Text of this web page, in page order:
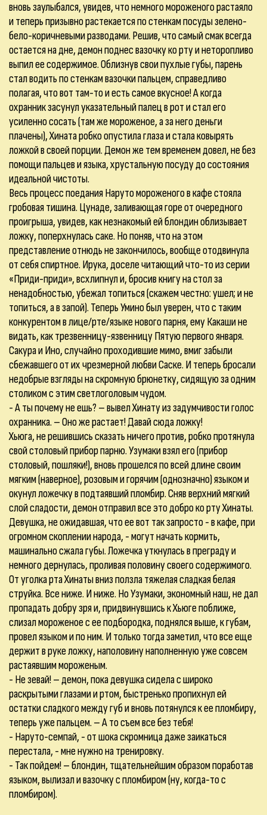
вновь заулыбался, увидев, что немного мороженого растаяло
и теперь призывно растекается по стенкам посуды зелено-
бело-коричневыми разводами. Решив, что самый смак всегда
остается на дне, демон поднес вазочку ко рту и неторопливо
выпил ее содержимое. Облизнув свои пухлые губы, парень
стал водить по стенкам вазочки пальцем, справедливо
полагая, что вот там-то и есть самое вкусное! А когда
охранник засунул указательный палец в рот и стал его
усиленно сосать (там же мороженое, а за него деньги
плачены), Хината робко опустила глаза и стала ковырять
ложкой в своей порции. Демон же тем временем довел, не без
помощи пальцев и языка, хрустальную посуду до состояния
идеальной чистоты.
Весь процесс поедания Наруто мороженого в кафе стояла
гробовая тишина. Цунаде, заливающая горе от очередного
проигрыша, увидев, как незнакомый ей блондин облизывает
ложку, поперхнулась саке. Но поняв, что на этом
представление отнюдь не закончилось, вообще отодвинула
от себя спиртное. Ирука, доселе читающий что-то из серии
«Приди-приди», всхлипнул и, бросив книгу на стол за
ненадобностью, убежал топиться (скажем честно: ушел; и не
топиться, а в запой). Теперь Умино был уверен, что с таким
конкурентом в лице/рте/языке нового парня, ему Какаши не
видать, как трезвенницу-язвенницу Пятую первого января.
Сакура и Ино, случайно проходившие мимо, вмиг забыли
сбежавшего от их чрезмерной любви Саске. И теперь бросали
недобрые взгляды на скромную брюнетку, сидящую за одним
столиком с этим светлоголовым чудом.
- А ты почему не ешь? – вывел Хинату из задумчивости голос
охранника. – Оно же растает! Давай сюда ложку!
Хьюга, не решившись сказать ничего против, робко протянула
свой столовый прибор парню. Узумаки взял его (прибор
столовый, пошляки!), вновь прошелся по всей длине своим
мягким (наверное), розовым и горячим (однозначно) языком и
окунул ложечку в подтаявший пломбир. Сняв верхний мягкий
слой сладости, демон отправил все это добро ко рту Хинаты.
Девушка, не ожидавшая, что ее вот так запросто - в кафе, при
огромном скоплении народа, - могут начать кормить,
машинально сжала губы. Ложечка уткнулась в преграду и
немного дернулась, проливая половину своего содержимого.
От уголка рта Хинаты вниз ползла тяжелая сладкая белая
струйка. Все ниже. И ниже. Но Узумаки, экономный наш, не дал
пропадать добру зря и, придвинувшись к Хьюге поближе,
слизал мороженое с ее подбородка, поднялся выше, к губам,
провел языком и по ним. И только тогда заметил, что все еще
держит в руке ложку, наполовину наполненную уже совсем
растаявшим мороженым.
- Не зевай! – демон, пока девушка сидела с широко
раскрытыми глазами и ртом, быстренько пропихнул ей
остатки сладкого между губ и вновь потянулся к ее пломбиру,
теперь уже пальцем. – А то съем все без тебя!
- Наруто-семпай, - от шока скромница даже заикаться
перестала, - мне нужно на тренировку.
- Так пойдем! – блондин, тщательнейшим образом поработав
языком, вылизал и вазочку с пломбиром (ну, когда-то с
пломбиром).